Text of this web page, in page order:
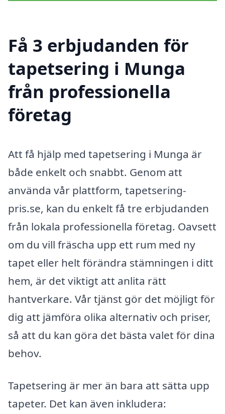
Få 3 erbjudanden för
tapetsering i Munga
från professionella
företag
Att få hjälp med tapetsering i Munga är
både enkelt och snabbt. Genom att
använda vår plattform, tapetsering-
pris.se, kan du enkelt få tre erbjudanden
från lokala professionella företag. Oavsett
om du vill fräscha upp ett rum med ny
tapet eller helt förändra stämningen i ditt
hem, är det viktigt att anlita rätt
hantverkare. Vår tjänst gör det möjligt för
dig att jämföra olika alternativ och priser,
så att du kan göra det bästa valet för dina
behov.
Tapetsering är mer än bara att sätta upp
tapeter. Det kan även inkludera: